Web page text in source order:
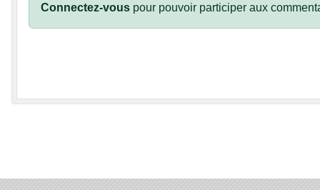
Connectez-vous pour pouvoir participer aux